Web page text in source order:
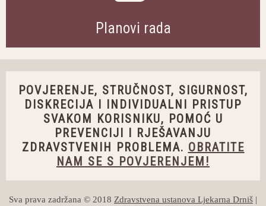
Planovi rada
POVJERENJE, STRUČNOST, SIGURNOST,
DISKRECIJA I INDIVIDUALNI PRISTUP
SVAKOM KORISNIKU, POMOĆ U
PREVENCIJI I RJEŠAVANJU
ZDRAVSTVENIH PROBLEMA. OBRATITE
NAM SE S POVJERENJEM!
Sva prava zadržana © 2018 Zdravstvena ustanova Ljekarna Drniš |